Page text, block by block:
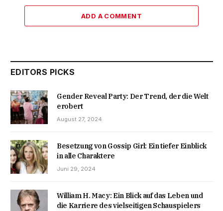
ADD A COMMENT
EDITORS PICKS
Gender Reveal Party: Der Trend, der die Welt
erobert
August 27, 2024
Besetzung von Gossip Girl: Ein tiefer Einblick
in alle Charaktere
Juni 29, 2024
William H. Macy: Ein Blick auf das Leben und
die Karriere des vielseitigen Schauspielers